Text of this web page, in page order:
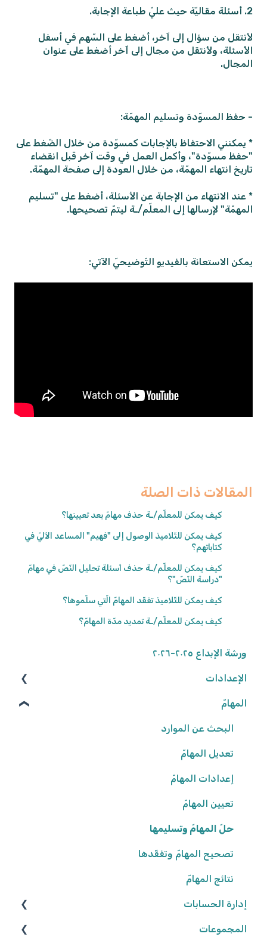
2. أسئلة مقاليّة حيث عليّ طباعة الإجابة.
لأنتقل من سؤال إلى آخر، أضغط على السّهم في أسفل
الأسئلة، ولأنتقل من مجال إلى آخر أضغط على عنوان
المجال.
- حفظ المسوّدة وتسليم المهمّة:
* يمكنني الاحتفاظ بالإجابات كمسوّدة من خلال الضّغط على
"حفظ مسوّدة"، وأكمل العمل في وقت آخر قبل انقضاء
تاريخ انتهاء المهمّة، من خلال العودة إلى صفحة المهمّة.
* عند الانتهاء من الإجابة عن الأسئلة، أضغط على "تسليم
المهمّة" لإرسالها إلى المعلّم/ـة ليتمّ تصحيحها.
يمكن الاستعانة بالفيديو التّوضيحيّ الآتي:
المقالات ذات الصلة
كيف يمكن للمعلّم/ـة حذف مهامّ بعد تعيينها؟
كيف يمكن للتّلاميذ الوصول إلى "فهيم" المساعد الآليّ في
كتاباتهم؟
كيف يمكن للمعلّم/ـة حذف أسئلة تحليل النّصّ في مهامّ
"دراسة النّصّ"؟
كيف يمكن للتّلاميذ تفقّد المهامّ الّتي سلّموها؟
كيف يمكن للمعلّم/ـة تمديد مدّة المهامّ؟
ورشة الإبداع ٢٠٢٥-٢٠٢٦
الإعدادات
الوصول إلى المنصّة
كلمة المرور
البيانات الشّخصيّة
شروط وأحكام
إعدادات المدرسة
المهامّ
البحث عن الموارد
تعديل المهامّ
إعدادات المهامّ
تعيين المهامّ
حلّ المهامّ وتسليمها
تصحيح المهامّ وتفقّدها
نتائج المهامّ
إدارة الحسابات
المعلّمون/ـات
المجموعات